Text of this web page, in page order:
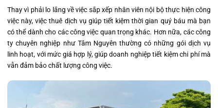
Thay vì phải lo lắng về việc sắp xếp nhân viên nội bộ thực hiện công
việc này, việc thuê dịch vụ giúp tiết kiệm thời gian quý báu mà bạn
có thể dành cho các công việc quan trọng khác. Hơn nữa, các công
ty chuyên nghiệp như Tâm Nguyên thường có những gói dịch vụ
linh hoạt, với mức giá hợp lý, giúp doanh nghiệp tiết kiệm chi phí mà
vẫn đảm bảo chất lượng công việc.